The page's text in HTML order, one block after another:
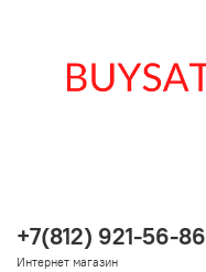
+7(812) 921-56-86
Интернет магазин